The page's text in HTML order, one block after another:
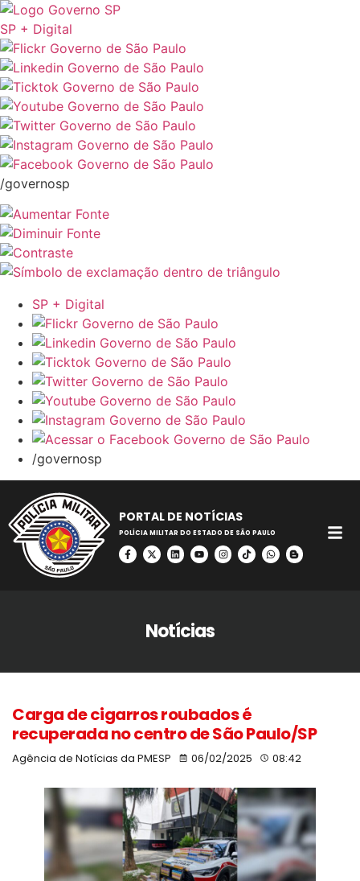
SP + Digital
/governosp
SP + Digital
/governosp
PORTAL DE NOTÍCIAS
POLÍCIA MILITAR DO ESTADO DE SÃO PAULO
Notícias
Carga de cigarros roubados é
recuperada no centro de São Paulo/SP
Agência de Notícias da PMESP 06/02/2025 08:42